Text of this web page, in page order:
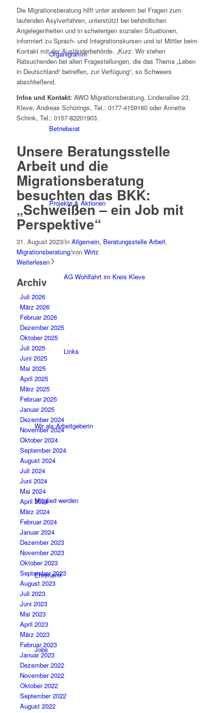
Organigramm
Betriebsrat
Projekte & Aktionen
AG Wohlfahrt im Kreis Kleve
Links
Wir als Arbeitgeberin
Mitglied werden
Ehrenamt
Jobs
Die Migrationsberatung hilft unter anderem bei Fragen zum
laufenden Asylverfahren, unterstützt bei behördlichen
Angelegenheiten und in schwierigen sozialen Situationen,
informiert zu Sprach- und Integrationskursen und ist Mittler beim
Kontakt mit der Ausländerbehörde. „Kurz: Wir stehen
Ratsuchenden bei allen Fragestellungen, die das Thema „Leben
in Deutschland“ betreffen, zur Verfügung“, so Schweers
abschließend.
Infos und Kontakt:AWO Migrationsberatung, Lindenallee 23,
Kleve, Andreas Schürings, Tel.: 0177-4159160 oder Annette
Schink, Tel.: 0157-82201903.
Unsere Beratungsstelle
Arbeit und die
Migrationsberatung
besuchten das BKK:
„Schweißen – ein Job mit
Perspektive“
31. August 2023/in Allgemein, Beratungsstelle Arbeit,
Migrationsberatung/von Wirtz
Weiterlesen
Archiv
Juli 2026
März 2026
Februar 2026
Dezember 2025
Oktober 2025
Juli 2025
Juni 2025
Mai 2025
April 2025
März 2025
Februar 2025
Januar 2025
Dezember 2024
November 2024
Oktober 2024
September 2024
August 2024
Juli 2024
Juni 2024
Mai 2024
April 2024
März 2024
Februar 2024
Januar 2024
Dezember 2023
November 2023
Oktober 2023
September 2023
August 2023
Juli 2023
Juni 2023
Mai 2023
April 2023
März 2023
Februar 2023
Januar 2023
Dezember 2022
November 2022
Oktober 2022
September 2022
August 2022